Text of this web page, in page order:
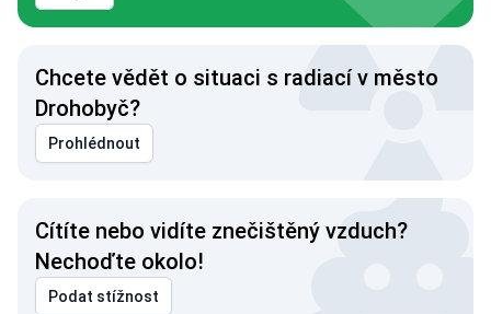
Chcete vědět o situaci s radiací v město
Drohobyč?
Prohlédnout
Cítíte nebo vidíte znečištěný vzduch?
Nechoďte okolo!
Podat stížnost